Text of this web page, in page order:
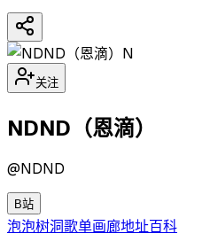
N
关注
NDND（恩滴）
@NDND
B站
泡泡树洞歌单画廊地址百科